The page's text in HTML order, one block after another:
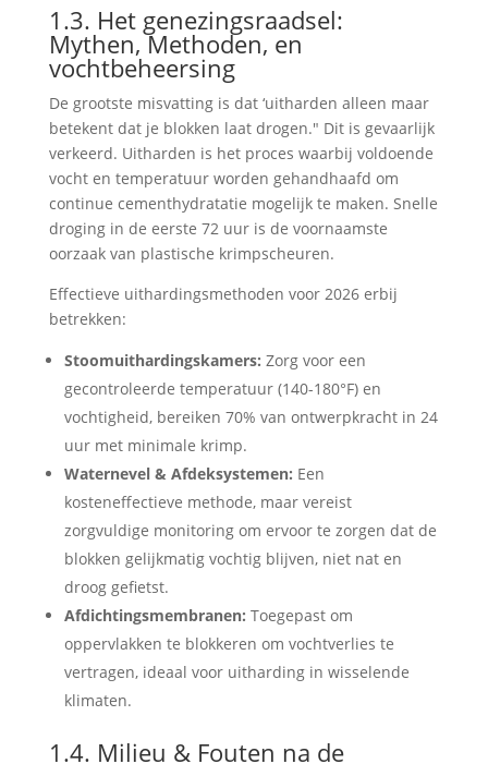
1.3. Het genezingsraadsel:
Mythen, Methoden, en
vochtbeheersing
De grootste misvatting is dat ‘uitharden alleen maar
betekent dat je blokken laat drogen." Dit is gevaarlijk
verkeerd. Uitharden is het proces waarbij voldoende
vocht en temperatuur worden gehandhaafd om
continue cementhydratatie mogelijk te maken. Snelle
droging in de eerste 72 uur is de voornaamste
oorzaak van plastische krimpscheuren.
Effectieve uithardingsmethoden voor 2026 erbij
betrekken:
Stoomuithardingskamers: Zorg voor een
gecontroleerde temperatuur (140-180°F) en
vochtigheid, bereiken 70% van ontwerpkracht in 24
uur met minimale krimp.
Waternevel & Afdeksystemen: Een
kosteneffectieve methode, maar vereist
zorgvuldige monitoring om ervoor te zorgen dat de
blokken gelijkmatig vochtig blijven, niet nat en
droog gefietst.
Afdichtingsmembranen: Toegepast om
oppervlakken te blokkeren om vochtverlies te
vertragen, ideaal voor uitharding in wisselende
klimaten.
1.4. Milieu & Fouten na de